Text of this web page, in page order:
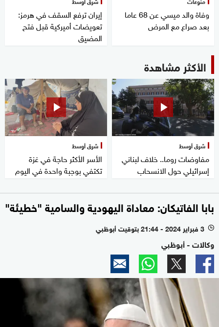
وفاة والد ميسي عن 68 عاما
بعد صراع مع المرض
إيران ترفع السقف في هرمز:
تعويضات أميركية قبل فتح
المضيق
الأكثر مشاهدة
شرق أوسط
مفاوضات روما.. خلاف لبناني
إسرائيلي حول الانسحاب
شرق أوسط
الأسر الأكثر حاجة في غزة
تكتفي بوجبة واحدة في اليوم
بابا الفاتيكان: معاداة اليهودية والسامية "خطيئة"
l 3 فبراير 2024 - 21:44 بتوقيت أبوظبي
وكالات - أبوظبي